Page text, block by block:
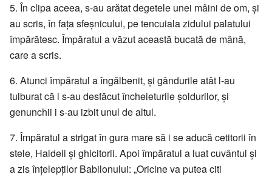
5. În clipa aceea, s-au arătat degetele unei mâini de om, și
au scris, în fața sfeșnicului, pe tencuiala zidului palatului
împărătesc. Împăratul a văzut această bucată de mână,
care a scris.
6. Atunci împăratul a îngălbenit, și gândurile atât l-au
tulburat că i s-au desfăcut încheieturile șoldurilor, și
genunchii i s-au izbit unul de altul.
7. Împăratul a strigat în gura mare să i se aducă cetitorii în
stele, Haldeii și ghicitorii. Apoi împăratul a luat cuvântul și
a zis înțelepților Babilonului: „Oricine va putea citi